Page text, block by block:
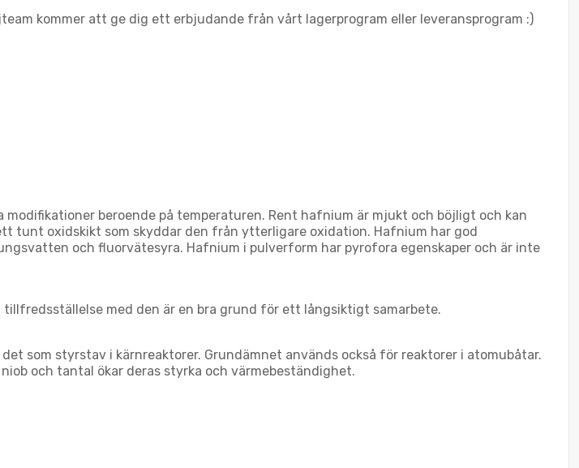
kommer att ge dig ett erbjudande från vårt lagerprogram eller leveransprogram :)
beroende på temperaturen. Rent hafnium är mjukt och böjligt och kan
tunt oxidskikt som skyddar den från ytterligare oxidation. Hafnium har god
och fluorvätesyra. Hafnium i pulverform har pyrofora egenskaper och är inte
tillfredsställelse med den är en bra grund för ett långsiktigt samarbete.
som styrstav i kärnreaktorer. Grundämnet används också för reaktorer i atomubåtar.
och tantal ökar deras styrka och värmebeständighet.